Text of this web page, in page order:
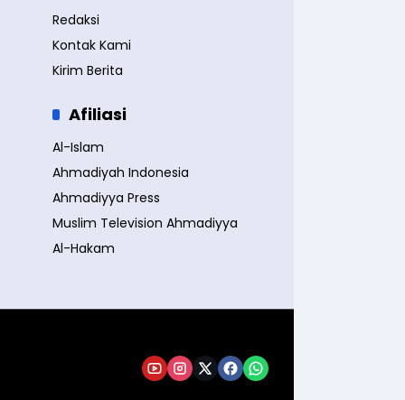
Redaksi
Kontak Kami
Kirim Berita
Afiliasi
Al-Islam
Ahmadiyah Indonesia
Ahmadiyya Press
Muslim Television Ahmadiyya
Al-Hakam